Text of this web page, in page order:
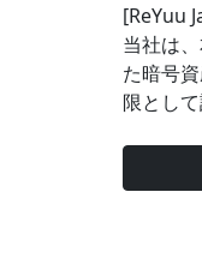
[ReYuu
当社は
た暗号
限とし